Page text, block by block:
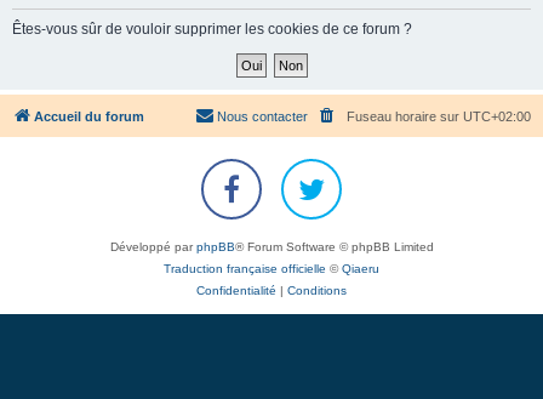
c
h
Êtes-vous sûr de vouloir supprimer les cookies de ce forum ?
Accueil du forum Fuseau horaire sur UTC+02:00
Nous contacter
Développé parphpBB® Forum Software © phpBB Limited
Traduction française officielle ©Qiaeru
Confidentialité
Conditions